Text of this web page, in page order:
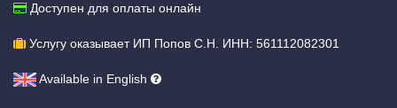
Доступен для оплаты онлайн
Услугу оказывает ИП Попов С.Н. ИНН: 561112082301
Available in English